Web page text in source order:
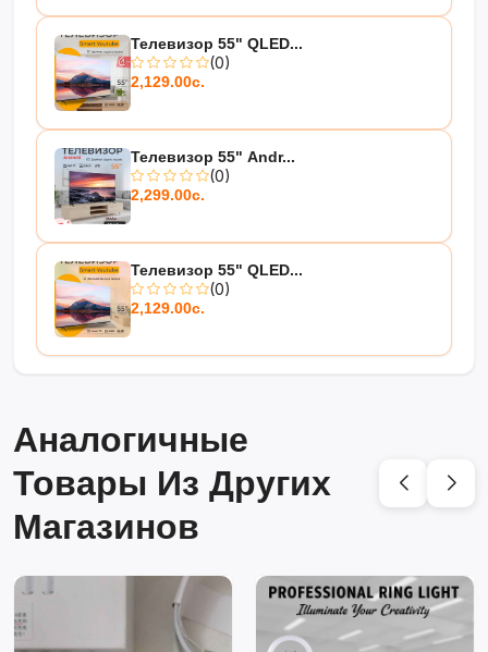
Телевизор 55" QLED...
(0)
2,129.00с.
Телевизор 55" Andr...
(0)
2,299.00с.
Телевизор 55" QLED...
(0)
2,129.00с.
Аналогичные
Товары Из Других
Магазинов